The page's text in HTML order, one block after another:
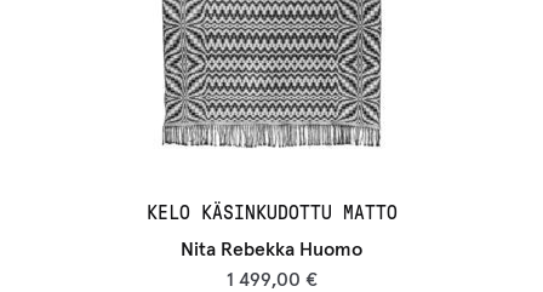
KELO KÄSINKUDOTTU MATTO
Nita Rebekka Huomo
1 499,00 €